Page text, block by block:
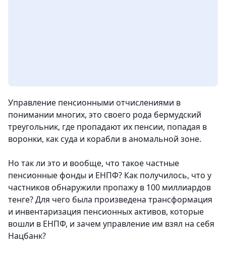
Управление пенсионными отчислениями в
понимании многих, это своего рода бермудский
треугольник, где пропадают их пенсии, попадая в
воронки, как суда и корабли в аномальной зоне.
Но так ли это и вообще, что такое частные
пенсионные фонды и ЕНПФ? Как получилось, что у
частников обнаружили пропажу в 100 миллиардов
тенге? Для чего была произведена трансформация
и инвентаризация пенсионных активов, которые
вошли в ЕНПФ, и зачем управление им взял на себя
Нацбанк?